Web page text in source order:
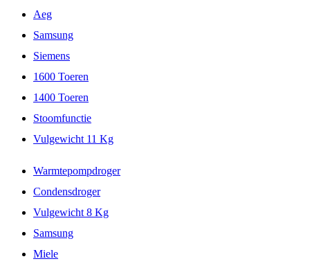
Aeg
Samsung
Siemens
1600 Toeren
1400 Toeren
Stoomfunctie
Vulgewicht 11 Kg
Warmtepompdroger
Condensdroger
Vulgewicht 8 Kg
Samsung
Miele